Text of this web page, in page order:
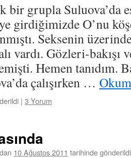
bir grupla Suluova’da
girdiğimizde O’nu
Seksenin
vardı. Gözleri-bakışı
Hemen tanıdım.
çalışırken …
| 3 Yorum
10 Ağustos 2011 tarihinde gönderildi